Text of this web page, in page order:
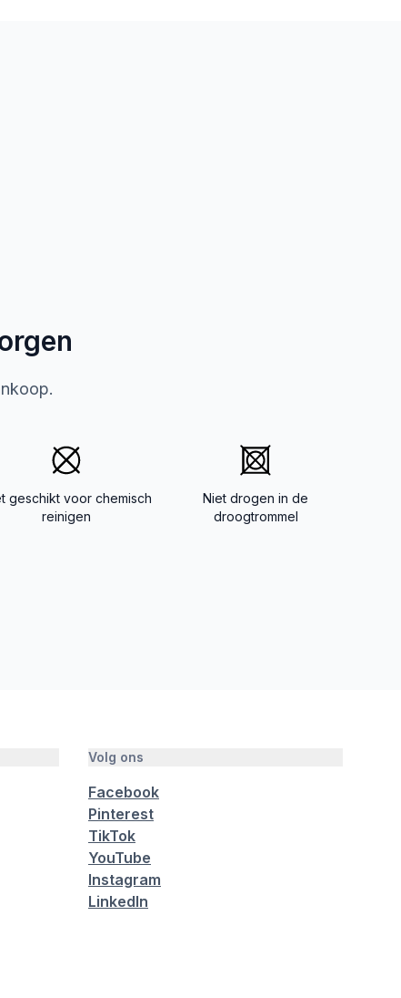
geschikt voor chemisch
reinigen
Niet drogen in de
droogtrommel
Volg ons
Facebook
Pinterest
TikTok
YouTube
Instagram
LinkedIn